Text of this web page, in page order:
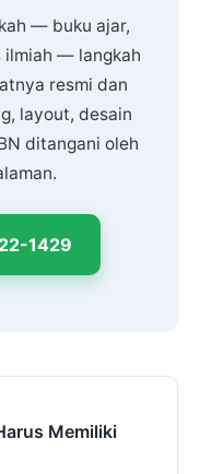
— buku ajar,
ilmiah — langkah
resmi dan
layout, desain
ditangani oleh
1429
Memiliki